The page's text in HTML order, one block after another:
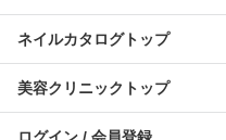
ネイルカタログトップ
美容クリニックトップ